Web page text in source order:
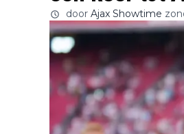
door Ajax Showtime